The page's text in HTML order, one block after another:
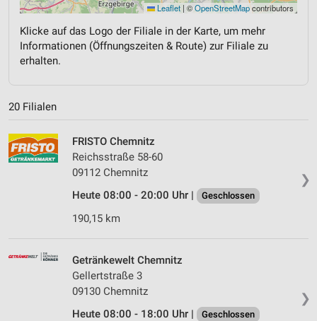
Leaflet | ©OpenStreetMapcontributors
Klicke auf das Logo der Filiale in der Karte, um mehr
Informationen (Öffnungszeiten & Route) zur Filiale zu
erhalten.
20 Filialen
❯
FRISTO Chemnitz
Reichsstraße 58-60
09112 Chemnitz
Heute 08:00 - 20:00 Uhr |
Geschlossen
190,15 km
❯
Getränkewelt Chemnitz
Gellertstraße 3
09130 Chemnitz
Heute 08:00 - 18:00 Uhr |
Geschlossen